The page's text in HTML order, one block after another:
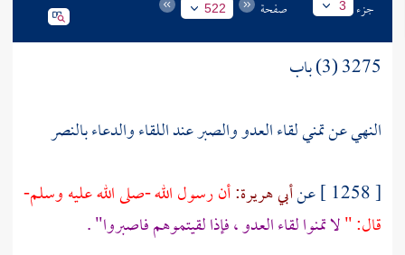
جزء 3 صفحة 522
3275 (3) باب
النهي عن تمني لقاء العدو والصبر عند اللقاء والدعاء بالنصر
[ 1258 ] عن
أبي هريرة:أن رسول الله -صلى الله عليه وسلم-
قال: "لا تمنوا لقاء العدو ، فإذا لقيتموهم فاصبروا" .